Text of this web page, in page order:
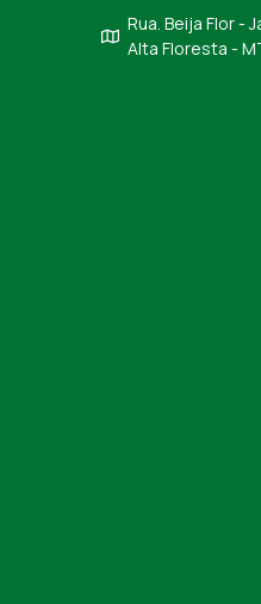
Rua. Beija Flor -
Alta Floresta -